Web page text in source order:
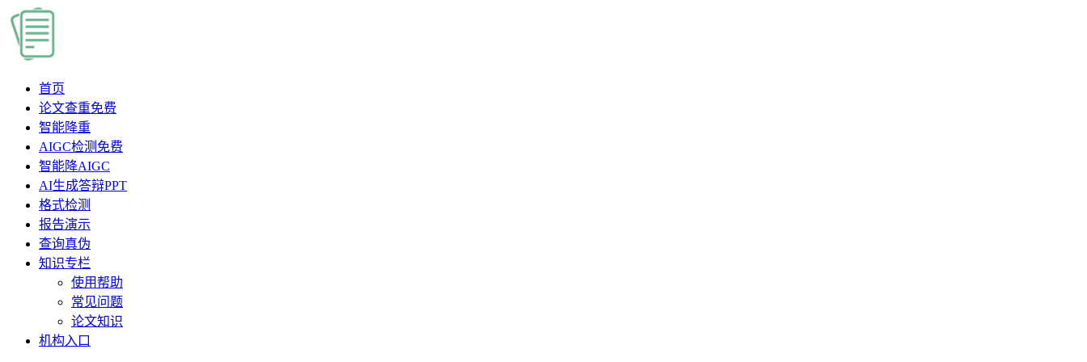
首页
论文查重免费
智能降重
AIGC检测 免费
智能降AIGC
AI生成答辩PPT
格式检测
报告演示
查询真伪
知识专栏
使用帮助
常见问题
论文知识
机构入口